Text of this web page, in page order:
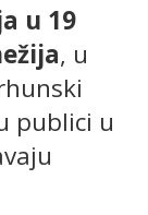
u 19
, u
publici u